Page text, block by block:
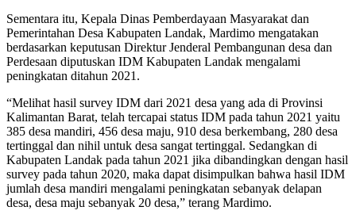
Sementara itu, Kepala Dinas Pemberdayaan Masyarakat dan
Pemerintahan Desa Kabupaten Landak, Mardimo mengatakan
berdasarkan keputusan Direktur Jenderal Pembangunan desa dan
Perdesaan diputuskan IDM Kabupaten Landak mengalami
peningkatan ditahun 2021.
“Melihat hasil survey IDM dari 2021 desa yang ada di Provinsi
Kalimantan Barat, telah tercapai status IDM pada tahun 2021 yaitu
385 desa mandiri, 456 desa maju, 910 desa berkembang, 280 desa
tertinggal dan nihil untuk desa sangat tertinggal. Sedangkan di
Kabupaten Landak pada tahun 2021 jika dibandingkan dengan hasil
survey pada tahun 2020, maka dapat disimpulkan bahwa hasil IDM
jumlah desa mandiri mengalami peningkatan sebanyak delapan
desa, desa maju sebanyak 20 desa,” terang Mardimo.